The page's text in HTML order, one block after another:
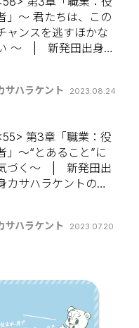
」～ 君たちは、この
ャンスを逃すほかな
～ | 新発田出身カ
すか？】
サハラケント 2023.08.24
第3章「職業：役
」～“とあること”に
づく～ | 新発田出
カサハラケントの
サハラケント 2023.07.20